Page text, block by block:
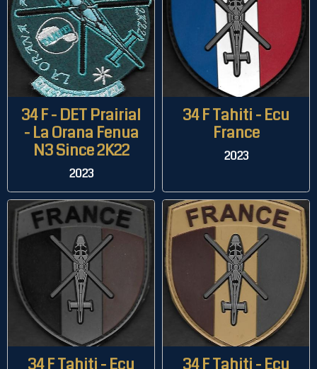
34 F - DET Prairial
- La Orana Fenua
N3 Since 2K22
2023
34 F Tahiti - Ecu
France
2023
34 F Tahiti - Ecu
34 F Tahiti - Ecu